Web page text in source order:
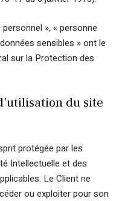
», « personne
sensibles » ont le
sur la Protection des
du site
protégée par les
Intellectuelle et des
Le Client ne
ou exploiter pour son